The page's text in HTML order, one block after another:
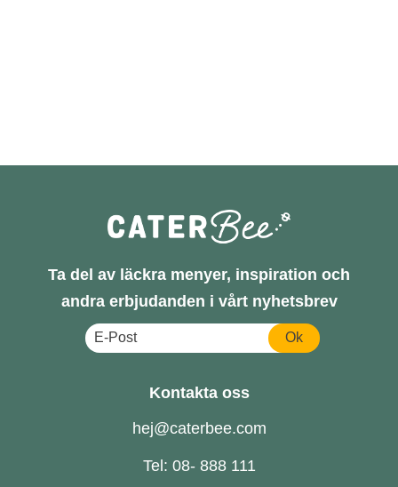
Ta del av läckra menyer, inspiration och
andra erbjudanden i vårt nyhetsbrev
Ok
Kontakta oss
hej@caterbee.com
Tel: 08- 888 111